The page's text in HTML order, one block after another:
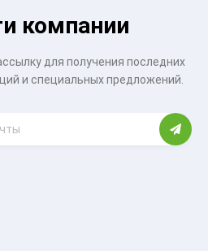
компании
для получения последних
и специальных предложений.